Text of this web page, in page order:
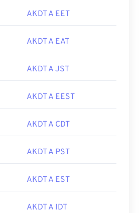
AKDT A EET
AKDT A EAT
AKDT A JST
AKDT A EEST
AKDT A CDT
AKDT A PST
AKDT A EST
AKDT A IDT